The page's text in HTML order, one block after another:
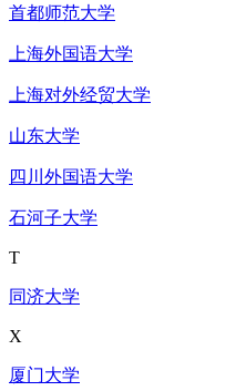
首都师范大学
上海外国语大学
上海对外经贸大学
山东大学
四川外国语大学
石河子大学
T
同济大学
X
厦门大学